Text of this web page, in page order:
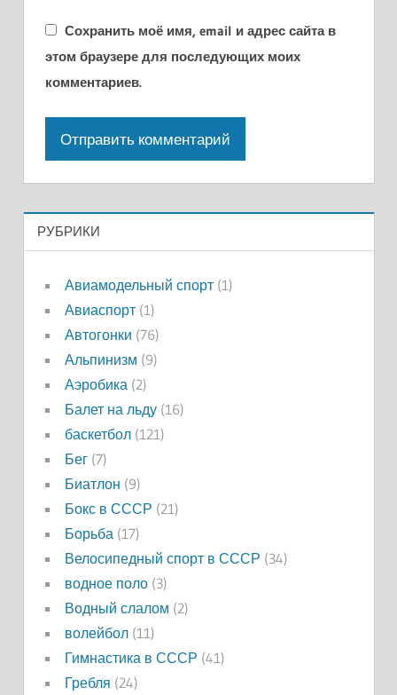
Сохранить моё имя, email и адрес сайта в
этом браузере для последующих моих
комментариев.
РУБРИКИ
Авиамодельный спорт(1)
Авиаспорт(1)
Автогонки (76)
Альпинизм (9)
Аэробика(2)
Балет на льду(16)
баскетбол(121)
Бег(7)
Биатлон (9)
Бокс в СССР (21)
Борьба(17)
Велосипедный спорт в СССР (34)
водное поло(3)
Водный слалом (2)
волейбол(11)
Гимнастика в СССР (41)
Гребля (24)